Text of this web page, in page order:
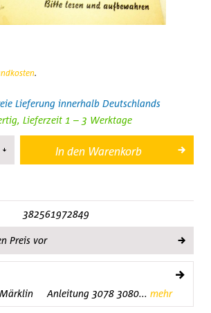
.
Lieferung innerhalb Deutschlands
Lieferzeit 1 – 3 Werktage
In den Warenkorb
382561972849
Preis vor
Märklin Anleitung 3078 3080... mehr